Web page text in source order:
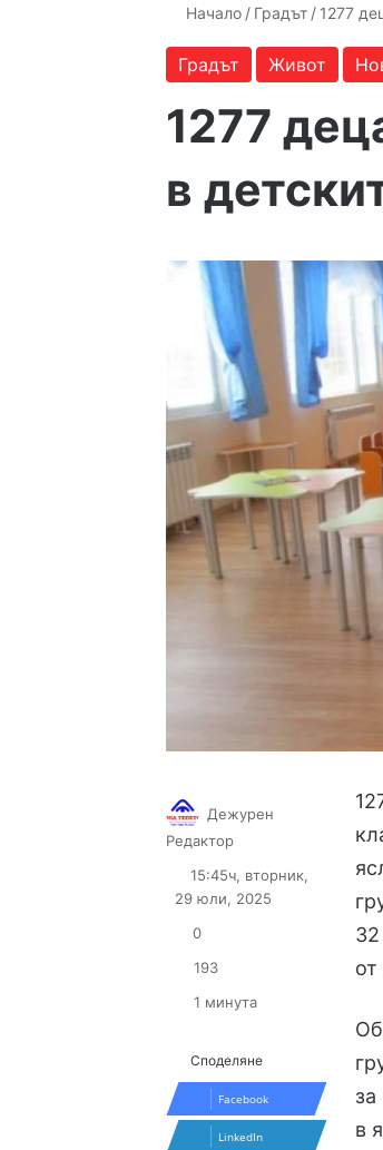
Начало / Градът / 1277
Градът Живот
1277
в
от
за
в
Дежурен
Редактор
X email
15:45ч, вторник,
29 юли, 2025
0
193
1 минута
Споделяне
Facebook
LinkedIn